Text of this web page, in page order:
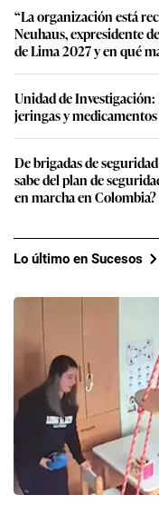
“La organización está
Neuhaus, expresidente
de Lima 2027 y en qué
Unidad de
jeringas y
De brigadas de
sabe del plan de
en marcha en Colombia?
Lo último en Sucesos